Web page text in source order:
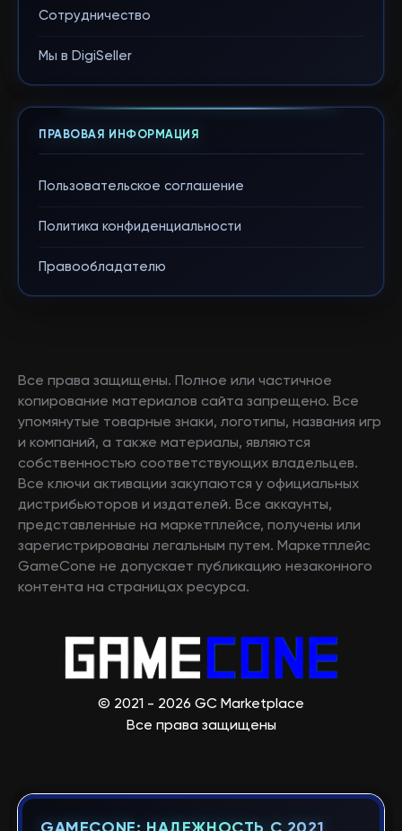
Сотрудничество
Мы в DigiSeller
ПРАВОВАЯ ИНФОРМАЦИЯ
Пользовательское соглашение
Политика конфиденциальности
Правообладателю
Все права защищены. Полное или частичное
копирование материалов сайта запрещено. Все
упомянутые товарные знаки, логотипы, названия игр
и компаний, а также материалы, являются
собственностью соответствующих владельцев.
Все ключи активации закупаются у официальных
дистрибьюторов и издателей. Все аккаунты,
представленные на маркетплейсе, получены или
зарегистрированы легальным путем. Маркетплейс
GameCone не допускает публикацию незаконного
контента на страницах ресурса.
© 2021 - 2026 GC Marketplace
Все права защищены